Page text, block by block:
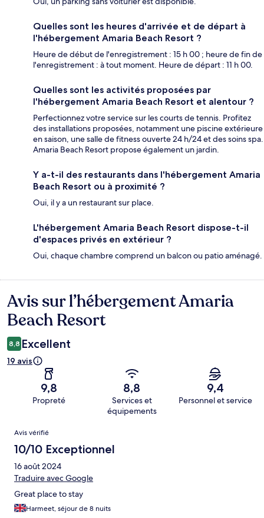
Quelles sont les heures d'arrivée et de départ à
l'hébergement Amaria Beach Resort ?
Heure de début de l'enregistrement : 15 h 00 ; heure de fin de
l'enregistrement : à tout moment. Heure de départ : 11 h 00.
Quelles sont les activités proposées par
l'hébergement Amaria Beach Resort et alentour ?
Perfectionnez votre service sur les courts de tennis. Profitez
des installations proposées, notamment une piscine extérieure
en saison, une salle de fitness ouverte 24 h/24 et des soins spa.
Amaria Beach Resort propose également un jardin.
Y a-t-il des restaurants dans l'hébergement Amaria
Beach Resort ou à proximité ?
Oui, il y a un restaurant sur place.
L'hébergement Amaria Beach Resort dispose-t-il
d'espaces privés en extérieur ?
Oui, chaque chambre comprend un balcon ou patio aménagé.
Avis
Avis sur l’hébergement Amaria
Beach Resort
8,8 Excellent
19 avis
9,8
Propreté
8,8
Services et
équipements
9,4
Personnel et service
Avis
Avis vérifié
10/10 Exceptionnel
16 août 2024
Traduire avec Google
Great place to stay
Harmeet, séjour de 8 nuits